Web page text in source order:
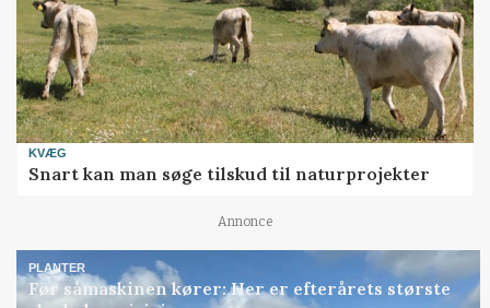
KVÆG
Snart kan man søge tilskud til naturprojekter
Annonce
PLANTER
Før såmaskinen kører: Her er efterårets største